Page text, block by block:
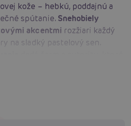
kože – hebkú, poddajnú a
spútanie. Snehobiely
akcentmi rozžiari každý
na sladký pastelový sen.